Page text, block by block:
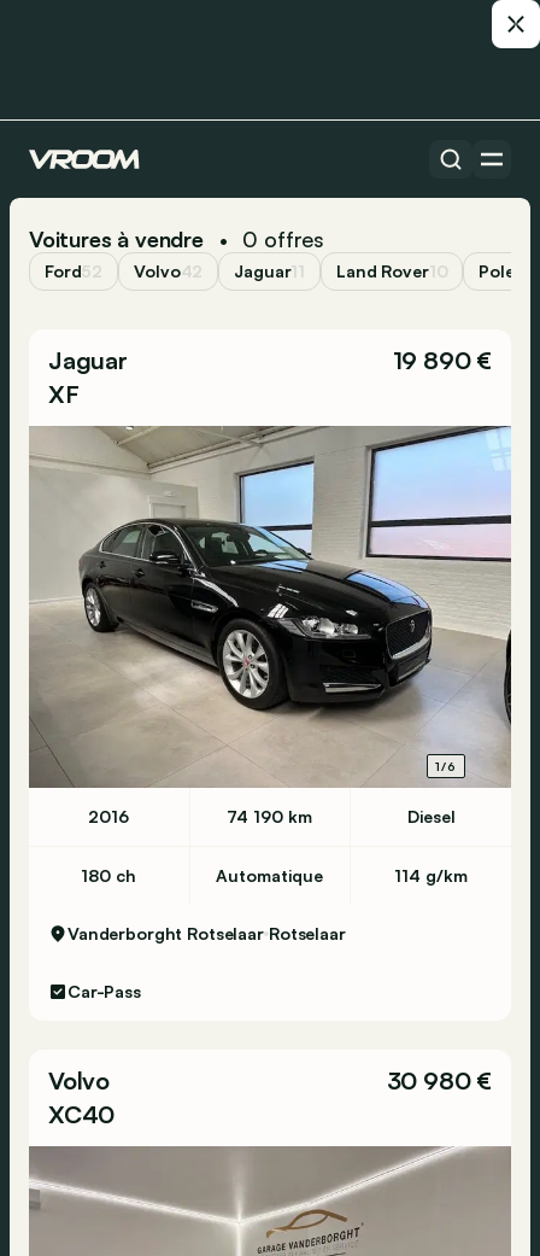
Voitures à vendre • 0 offres
Ford52 Volvo42 Jaguar11 Land Rover10
Jaguar
XF
19 890 €
1/6
2016 74 190 km Diesel
180 ch Automatique 114 g/km
Vanderborght Rotselaar Rotselaar
Car-Pass
Volvo
XC40
30 980 €